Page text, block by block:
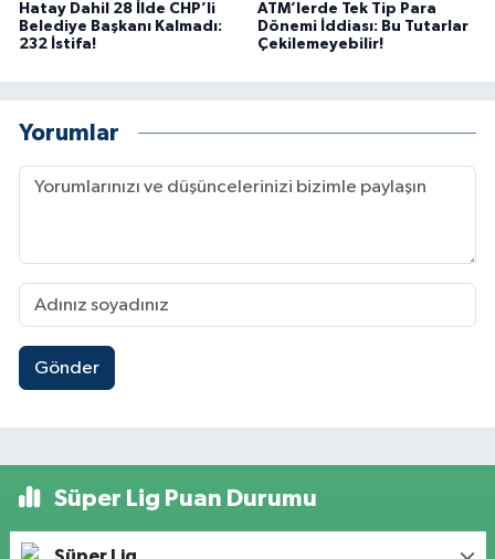
Hatay Dahil 28 İlde CHP’li
Belediye Başkanı Kalmadı:
232 İstifa!
ATM’lerde Tek Tip Para
Dönemi İddiası: Bu Tutarlar
Çekilemeyebilir!
Yorumlar
Gönder
Süper Lig Puan Durumu